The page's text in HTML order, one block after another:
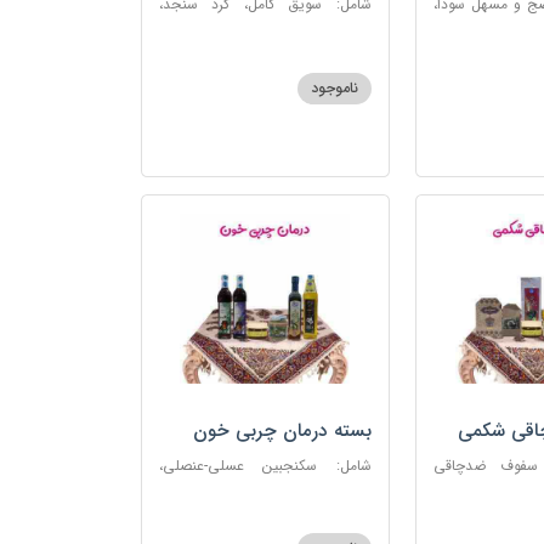
و مسهل سودا،
شامل: سویق کامل، گرد سنجد،
ناموجود
شکمی
سفوف ضدچاقی
بسته درمان چربی خون
شامل: سکنجبین عسلی-عنصلی،